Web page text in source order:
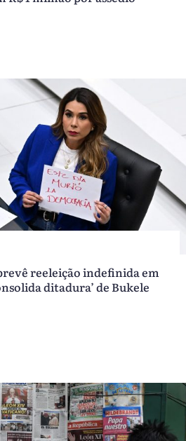
reeleição indefinida em
ditadura’ de Bukele